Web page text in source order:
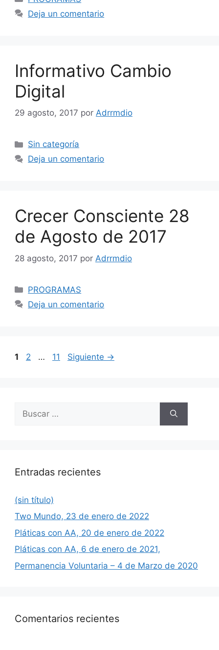
Deja un comentario
Informativo Cambio
Digital
29 agosto, 2017 por Adrrmdio
Categorías
Sin categoría
Deja un comentario
Crecer Consciente 28
de Agosto de 2017
28 agosto, 2017 por Adrrmdio
Categorías
PROGRAMAS
Deja un comentario
Navegación
Página
1 Página
2 … Página
11 Siguiente →
Entradas recientes
(sin título)
Two Mundo, 23 de enero de 2022
Pláticas con AA, 20 de enero de 2022
Pláticas con AA, 6 de enero de 2021,
Permanencia Voluntaria – 4 de Marzo de 2020
Comentarios recientes